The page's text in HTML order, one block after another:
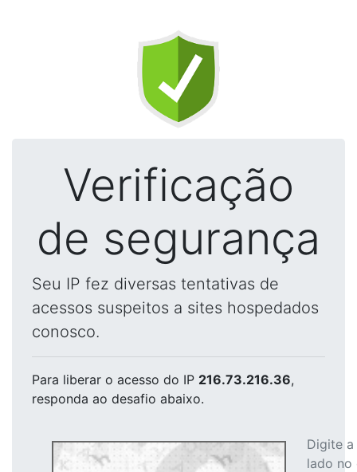
Verificação
de segurança
Seu IP fez diversas tentativas de
acessos suspeitos a sites hospedados
conosco.
Para liberar o acesso do IP 216.73.216.36,
responda ao desafio abaixo.
Digite
lado no